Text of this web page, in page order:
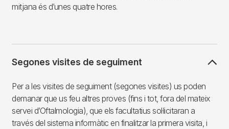
mitjana és d’unes quatre hores.
Segones visites de seguiment
Per a les visites de seguiment (segones visites) us poden
demanar que us feu altres proves (fins i tot, fora del mateix
servei d’Oftalmologia), que els facultatius sol·licitaran a
través del sistema informàtic en finalitzar la primera visita, i